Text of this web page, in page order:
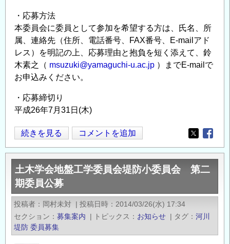
・応募方法
本委員会に委員として参加を希望する方は、氏名、所
属、連絡先（住所、電話番号、FAX番号、E-mailアド
レス）を明記の上、応募理由と抱負を短く添えて、鈴
木素之（ msuzuki@yamaguchi-u.ac.jp ）までE-mailで
お申込みください。
・応募締切り
平成26年7月31日(木)
土
木
学
会
地
盤
工
学
委
続きを見る コメントを追加
Opens in
土木学会地盤工学委員会堤防小委員会 第二
期委員公募
投稿者 岡村未対 | 投稿日時
2014/03/26(水) 17:34
セクション
募集案内 | トピックス お知らせ | タグ
河川
堤防 委員募集